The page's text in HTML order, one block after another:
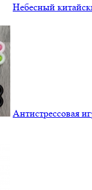
Небесный
Антистрессовая